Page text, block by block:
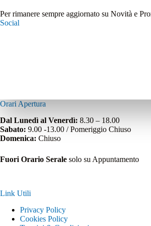
Per rimanere sempre aggiornato su Novità e
Social
Orari Apertura
Dal Lunedì al Venerdì: 8.30 – 18.00
Sabato: 9.00 -13.00 / Pomeriggio Chiuso
Domenica: Chiuso
Fuori Orario Serale solo su Appuntamento
Link Utili
Privacy Policy
Cookies Policy